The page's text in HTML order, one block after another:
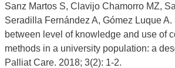
Sanz Martos S, Clavijo Chamorro MZ,
Seradilla Fernández A, Gómez Luque
between level of knowledge and use of
methods in a university population: a
Palliat Care. 2018; 3(2): 1-2.